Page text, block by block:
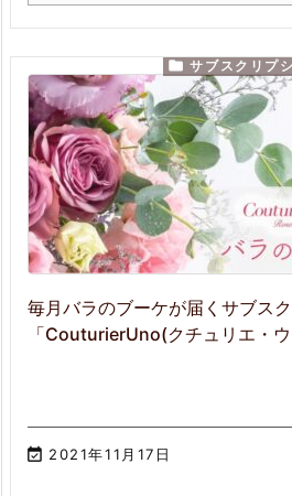
毎月バラのブーケが届くサブス
「CouturierUno(クチュリエ・ウ
 2021年11月17日
 サブスクリプ